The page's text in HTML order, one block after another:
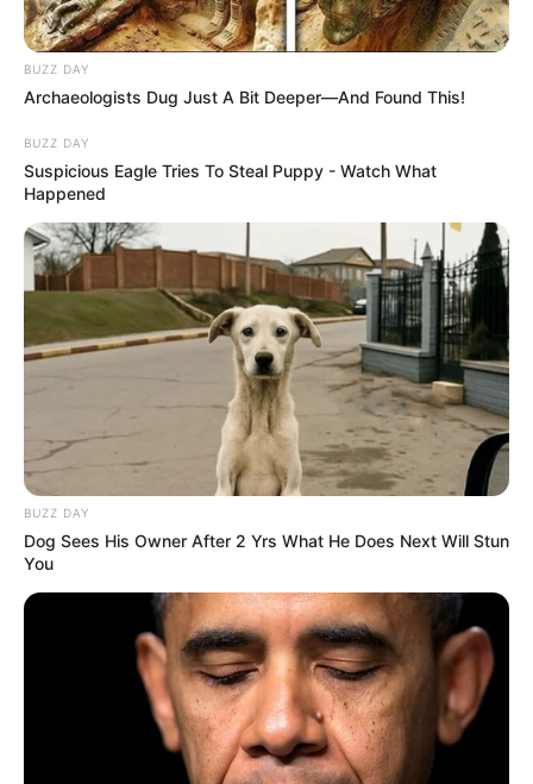
BUZZ DAY
Archaeologists Dug Just A Bit Deeper—And Found This!
BUZZ DAY
Suspicious Eagle Tries To Steal Puppy - Watch What
Happened
BUZZ DAY
Dog Sees His Owner After 2 Yrs What He Does Next Will Stun
You